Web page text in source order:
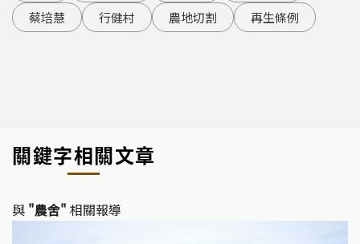
蔡培慧
行健村 農地切割 再生條例
關鍵字相關文章
與 "農舍" 相關報導